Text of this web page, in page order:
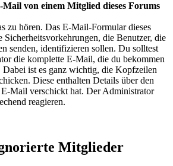
Mail von einem Mitglied dieses Forums
zu hören. Das E-Mail-Formular dieses
Sicherheitsvorkehrungen, die Benutzer, die
senden, identifizieren sollen. Du solltest
die komplette E-Mail, die du bekommen
Dabei ist es ganz wichtig, die Kopfzeilen
Diese enthalten Details über den
Mail verschickt hat. Der Administrator
reagieren.
Mitglieder